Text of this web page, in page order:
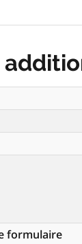
formulaire